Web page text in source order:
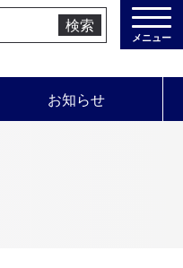
検索
メニュー
お知らせ